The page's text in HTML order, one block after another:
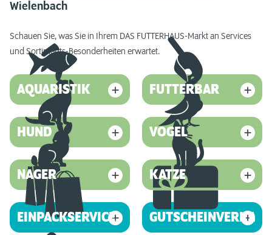
Wielenbach
Schauen Sie, was Sie in Ihrem DAS FUTTERHAUS-Markt an Services
und Sortiments-Besonderheiten erwartet.
AQUARISTIK FUTTERBAR
HUND VOGEL
NAGER KATZE
EINPACKSERVICE GUTSCHEINVERKAUF